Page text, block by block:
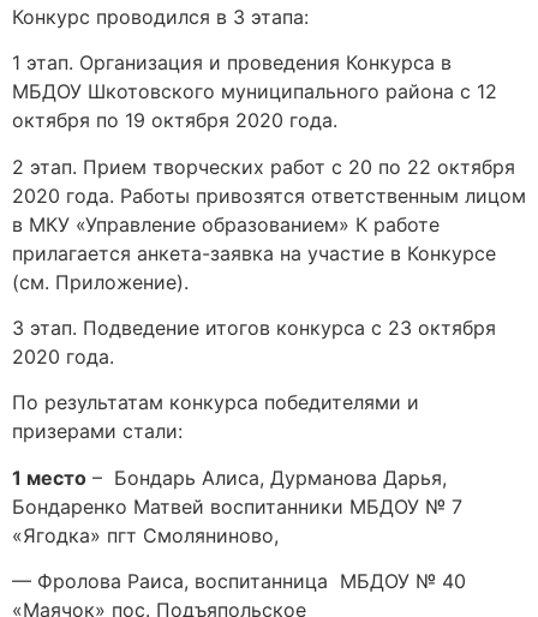
Конкурс проводился в 3 этапа:
1 этап. Организация и проведения Конкурса в
МБДОУ Шкотовского муниципального района с 12
октября по 19 октября 2020 года.
2 этап. Прием творческих работ с 20 по 22 октября
2020 года. Работы привозятся ответственным лицом
в МКУ «Управление образованием» К работе
прилагается анкета-заявка на участие в Конкурсе
(см. Приложение).
3 этап. Подведение итогов конкурса с 23 октября
2020 года.
По результатам конкурса победителями и
призерами стали:
1 место – Бондарь Алиса, Дурманова Дарья,
Бондаренко Матвей воспитанники МБДОУ № 7
«Ягодка» пгт Смоляниново,
— Фролова Раиса, воспитанница МБДОУ № 40
«Маячок» пос. Подъяпольское